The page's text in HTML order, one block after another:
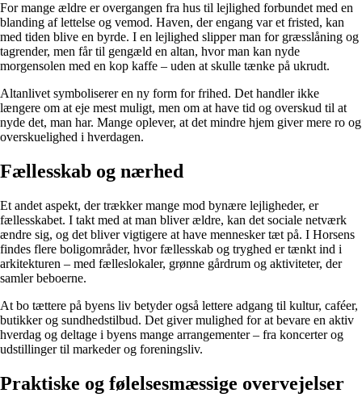
For mange ældre er overgangen fra hus til lejlighed forbundet med en
blanding af lettelse og vemod. Haven, der engang var et fristed, kan
med tiden blive en byrde. I en lejlighed slipper man for græsslåning og
tagrender, men får til gengæld en altan, hvor man kan nyde
morgensolen med en kop kaffe – uden at skulle tænke på ukrudt.
Altanlivet symboliserer en ny form for frihed. Det handler ikke
længere om at eje mest muligt, men om at have tid og overskud til at
nyde det, man har. Mange oplever, at det mindre hjem giver mere ro og
overskuelighed i hverdagen.
Fællesskab og nærhed
Et andet aspekt, der trækker mange mod bynære lejligheder, er
fællesskabet. I takt med at man bliver ældre, kan det sociale netværk
ændre sig, og det bliver vigtigere at have mennesker tæt på. I Horsens
findes flere boligområder, hvor fællesskab og tryghed er tænkt ind i
arkitekturen – med fælleslokaler, grønne gårdrum og aktiviteter, der
samler beboerne.
At bo tættere på byens liv betyder også lettere adgang til kultur, caféer,
butikker og sundhedstilbud. Det giver mulighed for at bevare en aktiv
hverdag og deltage i byens mange arrangementer – fra koncerter og
udstillinger til markeder og foreningsliv.
Praktiske og følelsesmæssige overvejelser